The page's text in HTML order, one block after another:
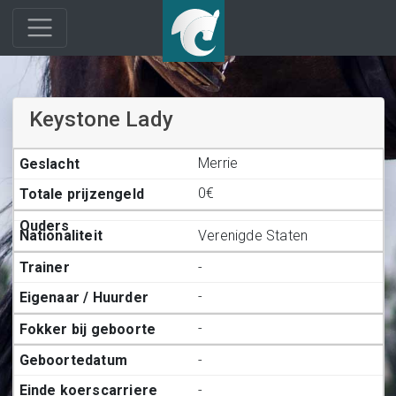
Keystone Lady
Merrie
0€
Verenigde Staten
-
-
-
-
-